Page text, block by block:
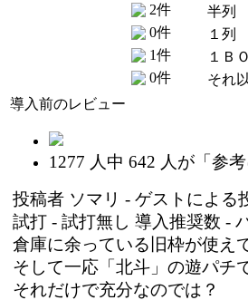
2件
0件
1件
0件
半列
１列
１Ｂ
それ
導入前のレビュー
1277 人中 642 人が「参
投稿者 ソマリ - ゲストによる
試打 - 試打無し 導入推奨数 -
倉庫に余っている旧枠が使え
そして一応「北斗」の遊パチ
それだけで充分なのでは？